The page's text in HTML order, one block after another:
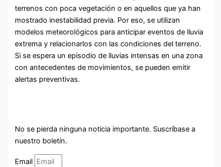
terrenos con poca vegetación o en aquellos que ya han
mostrado inestabilidad previa. Por eso, se utilizan
modelos meteorológicos para anticipar eventos de lluvia
extrema y relacionarlos con las condiciones del terreno.
Si se espera un episodio de lluvias intensas en una zona
con antecedentes de movimientos, se pueden emitir
alertas preventivas.
No se pierda ninguna noticia importante. Suscríbase a
nuestro boletín.
Email